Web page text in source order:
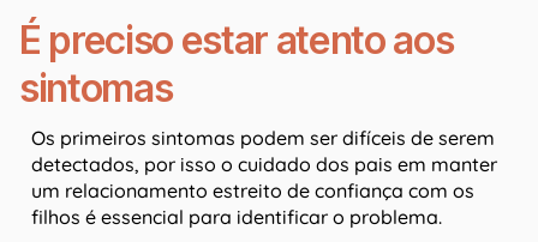
É preciso estar atento aos
sintomas
Os primeiros sintomas podem ser difíceis de serem
detectados, por isso o cuidado dos pais em manter
um relacionamento estreito de confiança com os
filhos é essencial para identificar o problema.